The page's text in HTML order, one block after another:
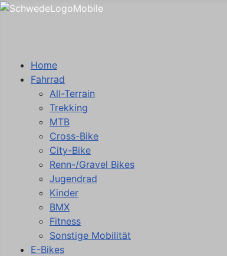
Home
Fahrrad
All-Terrain
Trekking
MTB
Cross-Bike
City-Bike
Renn-/Gravel Bikes
Jugendrad
Kinder
BMX
Fitness
Sonstige Mobilität
E-Bikes